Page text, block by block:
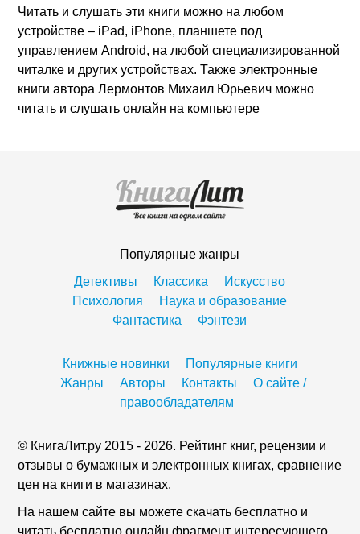
Читать и слушать эти книги можно на любом
устройстве – iPad, iPhone, планшете под
управлением Android, на любой специализированной
читалке и других устройствах. Также электронные
книги автора Лермонтов Михаил Юрьевич можно
читать и слушать онлайн на компьютере
Популярные жанры
Детективы
Классика
Искусство
Психология
Наука и образование
Фантастика
Фэнтези
Книжные новинки
Популярные книги
Жанры
Авторы Контакты
О сайте /
правообладателям
© КнигаЛит.ру 2015 - 2026. Рейтинг книг, рецензии и
отзывы о бумажных и электронных книгах, сравнение
цен на книги в магазинах.
На нашем сайте вы можете скачать бесплатно и
читать бесплатно онлайн фрагмент интересующего